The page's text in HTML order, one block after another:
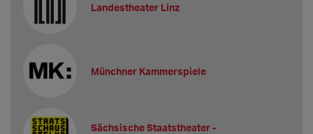
Landestheater Linz
Münchner Kammerspiele
Sächsische Staatstheater -